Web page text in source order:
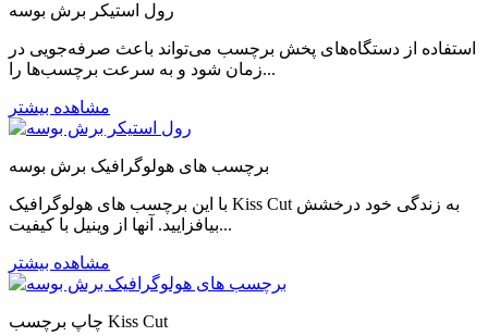
رول استیکر برش بوسه
استفاده از دستگاه‌های پخش برچسب می‌تواند باعث صرفه‌جویی در
زمان شود و به سرعت برچسب‌ها را...
مشاهده بیشتر
برچسب های هولوگرافیک برش بوسه
با این برچسب های هولوگرافیک Kiss Cut به زندگی خود درخشش
بیافزایید. آنها از وینیل با کیفیت...
مشاهده بیشتر
چاپ برچسب Kiss Cut